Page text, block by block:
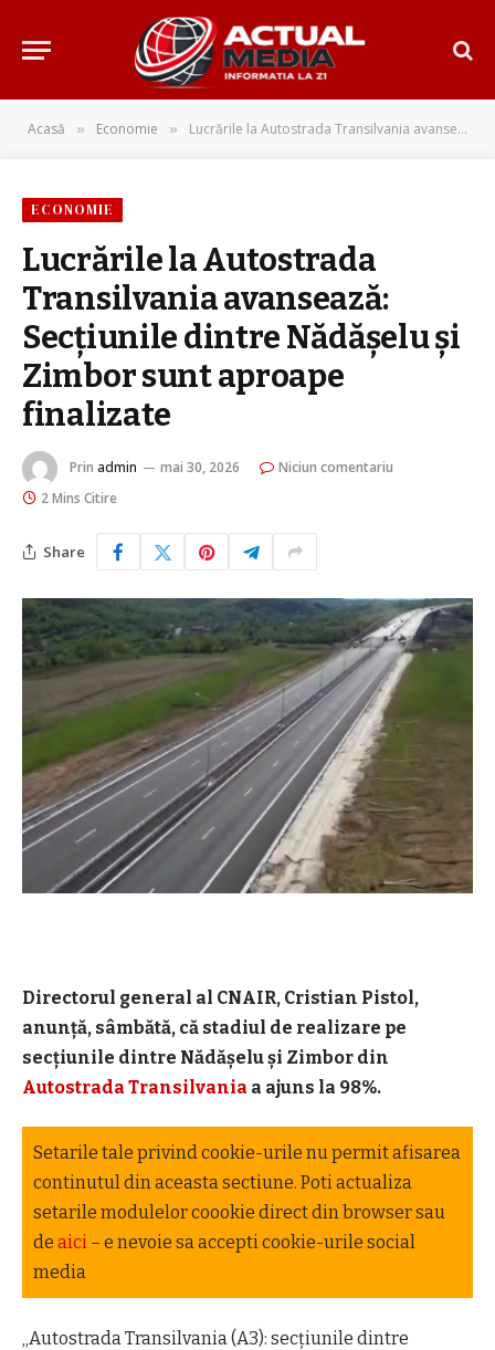
Acasă » Economie » Lucrările la Autostrada Transilvania avansează: Secțiunile dintre Nădăşelu şi Zimbor sunt aproape finalizate
ECONOMIE
Lucrările la Autostrada
Transilvania avansează:
Secțiunile dintre Nădăşelu şi
Zimbor sunt aproape
finalizate
Prin admin mai 30, 2026
Niciun comentariu
2 Mins Citire
Share
Directorul general al CNAIR, Cristian Pistol,
anunţă, sâmbătă, că stadiul de realizare pe
secţiunile dintre Nădăşelu şi Zimbor din
Autostrada Transilvania a ajuns la 98%.
Setarile tale privind cookie-urile nu permit afisarea
continutul din aceasta sectiune. Poti actualiza
setarile modulelor coookie direct din browser sau
de aici – e nevoie sa accepti cookie-urile social
media
„Autostrada Transilvania (A3): secţiunile dintre